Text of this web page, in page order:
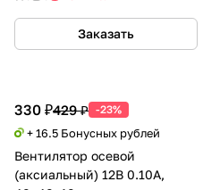
Заказать
330 ₽429 ₽ -23%
+ 16.5 Бонусных рублей
Вентилятор осевой
(аксиальный) 12В 0.10А,